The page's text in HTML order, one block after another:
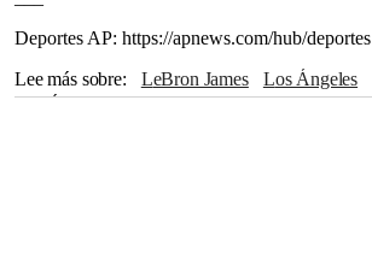
Deportes AP: https://apnews.com/hub/deportes
Lee más sobre
LeBron James
Los Ángeles